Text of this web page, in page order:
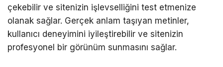
çekebilir ve sitenizin işlevselliğini test etmenize
olanak sağlar. Gerçek anlam taşıyan metinler,
kullanıcı deneyimini iyileştirebilir ve sitenizin
profesyonel bir görünüm sunmasını sağlar.